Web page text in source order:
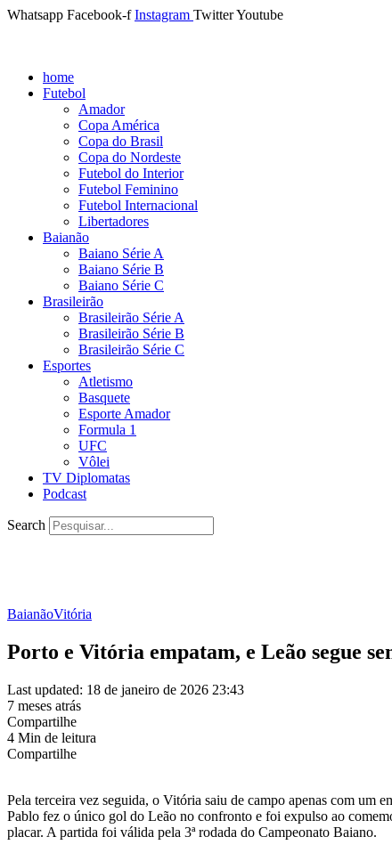
Whatsapp Facebook-f Instagram TwitterYoutube
home
Futebol
Amador
Copa América
Copa do Brasil
Copa do Nordeste
Futebol do Interior
Futebol Feminino
Futebol Internacional
Libertadores
Baianão
Baiano Série A
Baiano Série B
Baiano Série C
Brasileirão
Brasileirão Série A
Brasileirão Série B
Brasileirão Série C
Esportes
Atletismo
Basquete
Esporte Amador
Formula 1
UFC
Vôlei
TV Diplomatas
Podcast
Search
BaianãoVitória
Porto e Vitória empatam, e Leão segue
Last updated: 18 de janeiro de 2026 23:43
7 meses atrás
Compartilhe
4 Min de leitura
Compartilhe
Pela terceira vez seguida, o Vitória saiu de campo apenas com um
Pablo fez o único gol do Leão no confronto e foi expulso ao
placar. A partida foi válida pela 3ª rodada do Campeonato Baiano.